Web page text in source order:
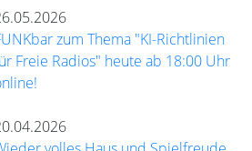
zum Thema "KI-Richtlinien
Freie Radios" heute ab 18:00 Uhr